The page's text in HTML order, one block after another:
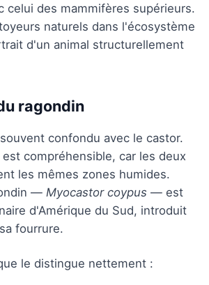
celui des mammifères supérieurs.
naturels dans l'écosystème
d'un animal structurellement
ragondin
confondu avec le castor.
compréhensible, car les deux
les mêmes zones humides.
— Myocastor coypus — est
d'Amérique du Sud, introduit
fourrure.
le distingue nettement :